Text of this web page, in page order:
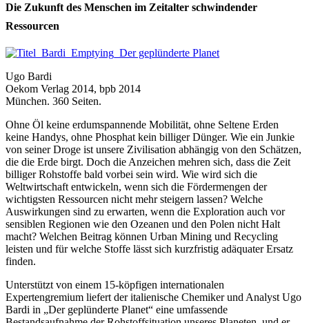
Die Zukunft des Menschen im Zeitalter schwindender
Ressourcen
Ugo Bardi
Oekom Verlag 2014, bpb 2014
München. 360 Seiten.
Ohne Öl keine erdumspannende Mobilität, ohne Seltene Erden
keine Handys, ohne Phosphat kein billiger Dünger. Wie ein Junkie
von seiner Droge ist unsere Zivilisation abhängig von den Schätzen,
die die Erde birgt. Doch die Anzeichen mehren sich, dass die Zeit
billiger Rohstoffe bald vorbei sein wird. Wie wird sich die
Weltwirtschaft entwickeln, wenn sich die Fördermengen der
wichtigsten Ressourcen nicht mehr steigern lassen? Welche
Auswirkungen sind zu erwarten, wenn die Exploration auch vor
sensiblen Regionen wie den Ozeanen und den Polen nicht Halt
macht? Welchen Beitrag können Urban Mining und Recycling
leisten und für welche Stoffe lässt sich kurzfristig adäquater Ersatz
finden.
Unterstützt von einem 15-köpfigen internationalen
Expertengremium liefert der italienische Chemiker und Analyst Ugo
Bardi in „Der geplünderte Planet“ eine umfassende